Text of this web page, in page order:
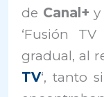
de Canal+ y
‘Fusión
gradual, al
TV‘, tanto